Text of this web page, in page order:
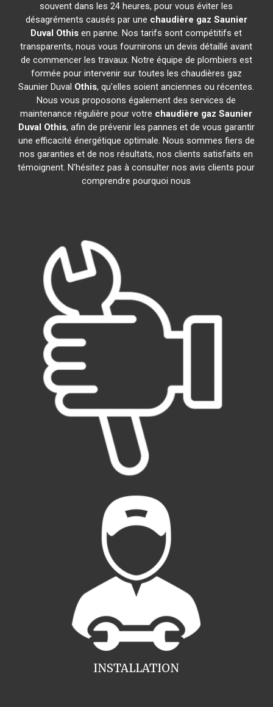
souvent dans les 24 heures, pour vous éviter les
désagréments causés par une chaudière gaz Saunier
Duval Othis en panne. Nos tarifs sont compétitifs et
transparents, nous vous fournirons un devis détaillé avant
de commencer les travaux. Notre équipe de plombiers est
formée pour intervenir sur toutes les chaudières gaz
Saunier Duval Othis, qu'elles soient anciennes ou récentes.
Nous vous proposons également des services de
maintenance régulière pour votre chaudière gaz Saunier
Duval Othis, afin de prévenir les pannes et de vous garantir
une efficacité énergétique optimale. Nous sommes fiers de
nos garanties et de nos résultats, nos clients satisfaits en
témoignent. N'hésitez pas à consulter nos avis clients pour
comprendre pourquoi nous
INSTALLATION